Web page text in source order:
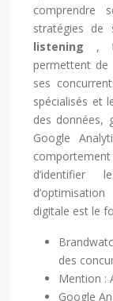
comprendre
stratégies de
listening ,
permettent de
ses
spécialisés et
des données,
Google
d’identifier
digitale est le
des
Mention :
Google